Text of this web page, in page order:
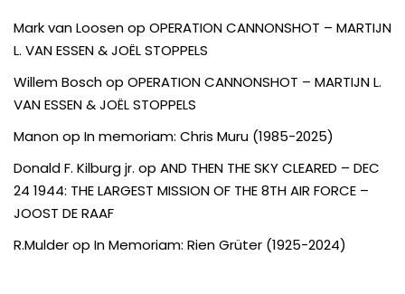
Mark van Loosenop OPERATION CANNONSHOT – MARTIJN
L. VAN ESSEN & JOËL STOPPELS
Willem Boschop OPERATION CANNONSHOT – MARTIJN L.
VAN ESSEN & JOËL STOPPELS
Manonop In memoriam: Chris Muru (1985-2025)
Donald F. Kilburg jr. op AND THEN THE SKY CLEARED – DEC
24 1944: THE LARGEST MISSION OF THE 8TH AIR FORCE –
JOOST DE RAAF
R.Mulderop In Memoriam: Rien Grüter (1925-2024)